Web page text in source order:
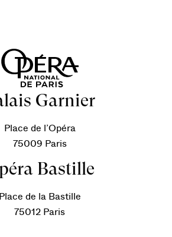
Garnier
Place de l’Opéra
75009 Paris
Bastille
Place de la Bastille
75012 Paris